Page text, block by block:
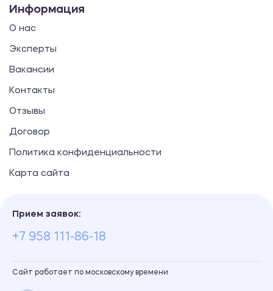
Информация
О нас
Эксперты
Вакансии
Контакты
Отзывы
Договор
Политика конфиденциальности
Карта сайта
Прием заявок:
+7 958 111-86-18
Сайт работает по московскому времени